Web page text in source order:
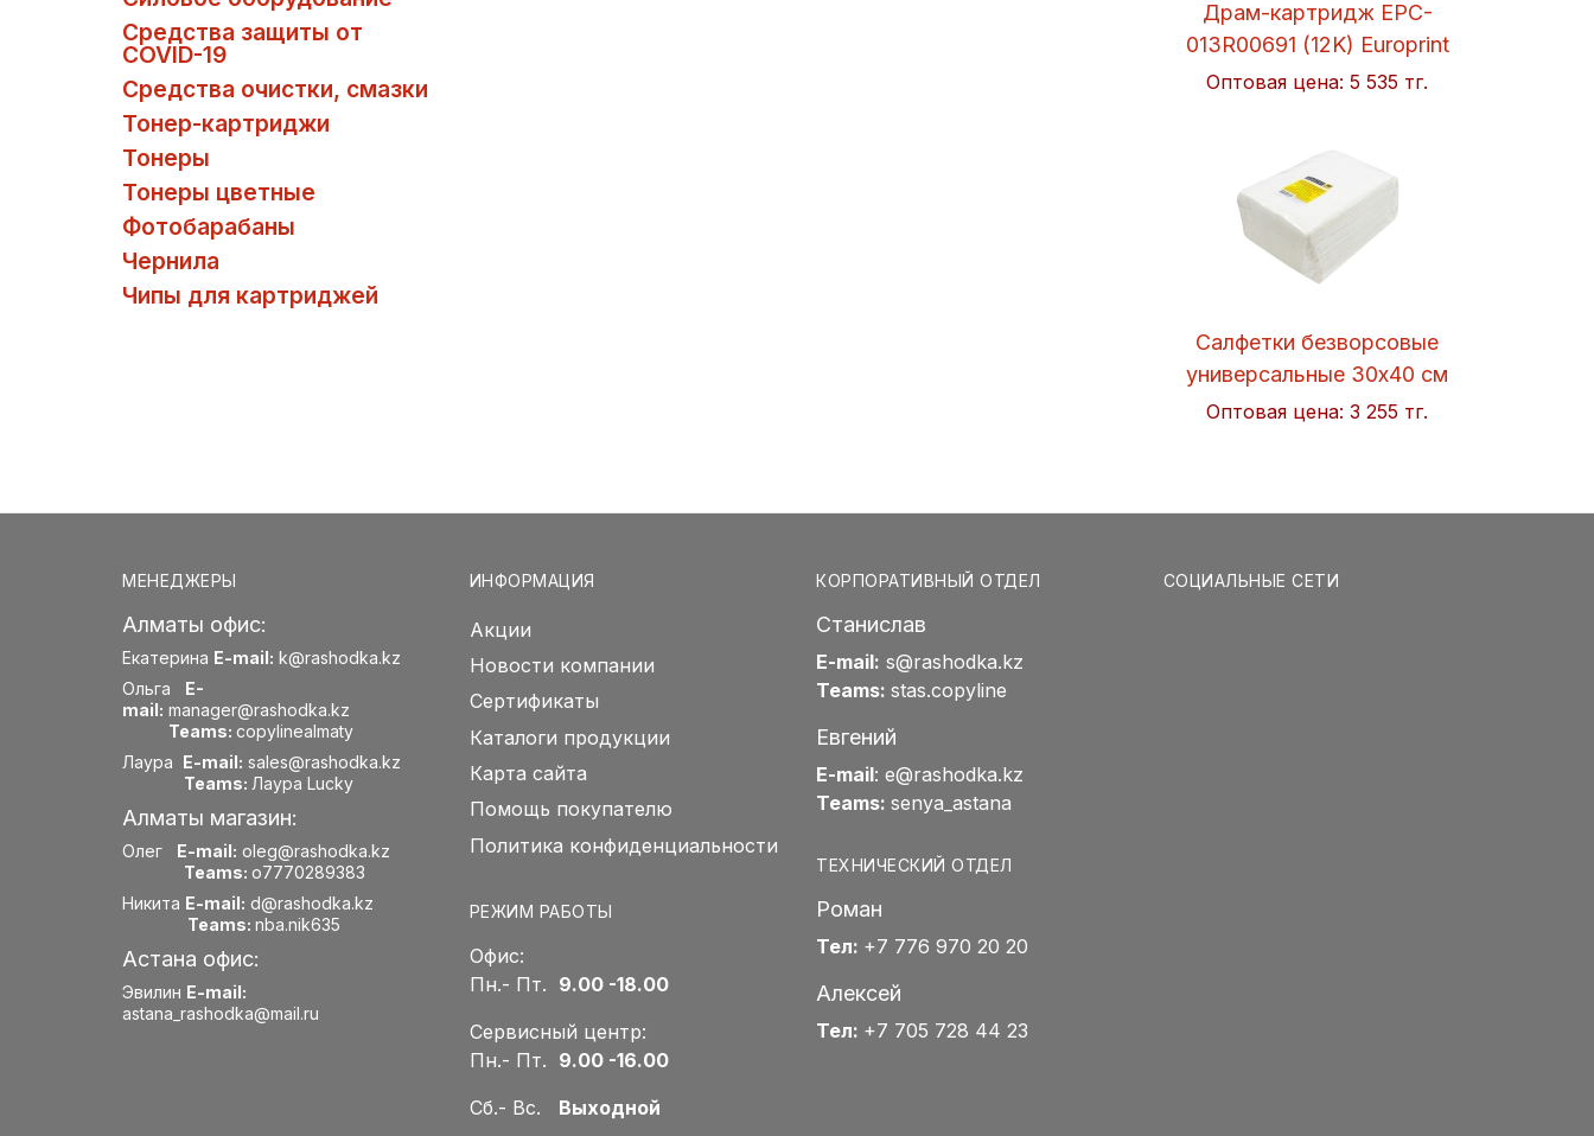
Средства защиты от
COVID-19
Средства очистки, смазки
Тонер-картриджи
Тонеры
Тонеры цветные
Фотобарабаны
Чернила
Чипы для картриджей
Драм-картридж EPC-
013R00691 (12K) Europrint
Оптовая цена:5 535 тг.
Салфетки безворсовые
универсальные 30x40 см
Soft 50шт/упак. Hi-BLACK
Оптовая цена:3 255 тг.
МЕНЕДЖЕРЫ
Алматы офис:
Екатерина E-mail: k@rashodka.kz
Ольга E-
mail: manager@rashodka.kz
Teams: copylinealmaty
Лаура E-mail: sales@rashodka.kz
Teams: Лаура Lucky
Алматы магазин:
Олег E-mail: oleg@rashodka.kz
Teams: o7770289383
Никита E-mail: d@rashodka.kz
Teams: nba.nik635
Астана офис:
Эвилин E-mail:
astana_rashodka@mail.ru
ИНФОРМАЦИЯ
Акции
Новости компании
Сертификаты
Каталоги продукции
Карта сайта
Помощь покупателю
Политика конфиденциальности
РЕЖИМ РАБОТЫ
Офис:
Пн.- Пт. 9.00 -18.00
Сервисный центр:
Пн.- Пт. 9.00 -16.00
Сб.- Вс. Выходной
КОРПОРАТИВНЫЙ ОТДЕЛ
Станислав
E-mail: s@rashodka.kz
Teams: stas.copyline
Евгений
E-mail: e@rashodka.kz
Teams: senya_astana
ТЕХНИЧЕСКИЙ ОТДЕЛ
Роман
Тел: +7 776 970 20 20
Алексей
Тел: +7 705 728 44 23
СОЦИАЛЬНЫЕ СЕТИ